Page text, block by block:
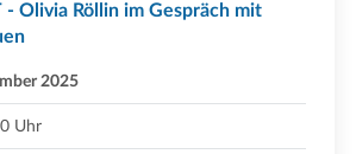
- Olivia Röllin im Gespräch mit
2025
Uhr